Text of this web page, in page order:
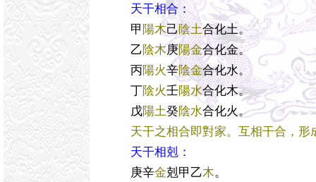
天干相合：
甲 陽木己陰土合化土。
乙陰木庚陽金合化金。
丙陽火辛陰金合化水。
丁陰火壬陽水合化木。
戊陽土癸陰水合化火。
天干之相合即對家。互相干合，形
天干相剋：
庚辛金剋甲乙木。